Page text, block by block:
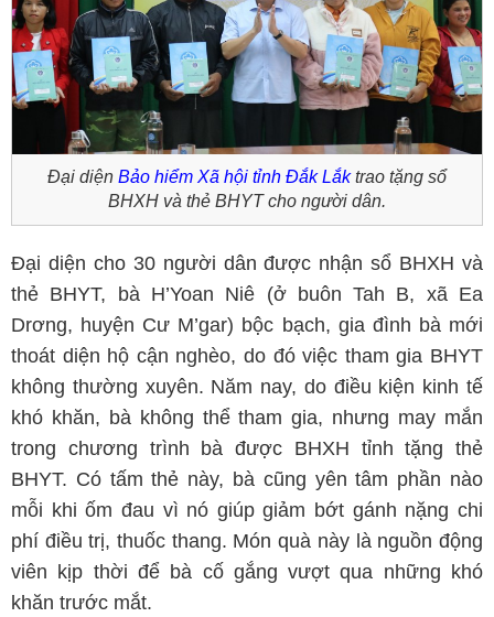
Đại diện Bảo hiểm Xã hội tỉnh Đắk Lắktrao tặng sổ
BHXH và thẻ BHYT cho người dân.
Đại diện cho 30 người dân được nhận sổ BHXH và
thẻ BHYT, bà H’Yoan Niê (ở buôn Tah B, xã Ea
Drơng, huyện Cư M’gar) bộc bạch, gia đình bà mới
thoát diện hộ cận nghèo, do đó việc tham gia BHYT
không thường xuyên. Năm nay, do điều kiện kinh tế
khó khăn, bà không thể tham gia, nhưng may mắn
trong chương trình bà được BHXH tỉnh tặng thẻ
BHYT. Có tấm thẻ này, bà cũng yên tâm phần nào
mỗi khi ốm đau vì nó giúp giảm bớt gánh nặng chi
phí điều trị, thuốc thang. Món quà này là nguồn động
viên kịp thời để bà cố gắng vượt qua những khó
khăn trước mắt.